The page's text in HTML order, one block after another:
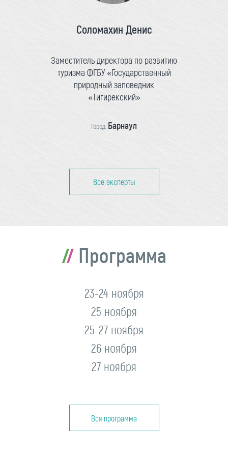
Соломахин Денис
Заместитель директора по развитию
туризма ФГБУ «Государственный
природный заповедник
«Тигирекский»
Город: Барнаул
Все эксперты
Программа
23-24 ноября
25 ноября
25-27 ноября
26 ноября
27 ноября
Вся программа